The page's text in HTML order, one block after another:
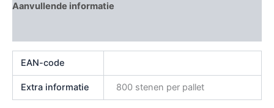
Aanvullende informatie
EAN-code
Extra informatie 800 stenen per pallet